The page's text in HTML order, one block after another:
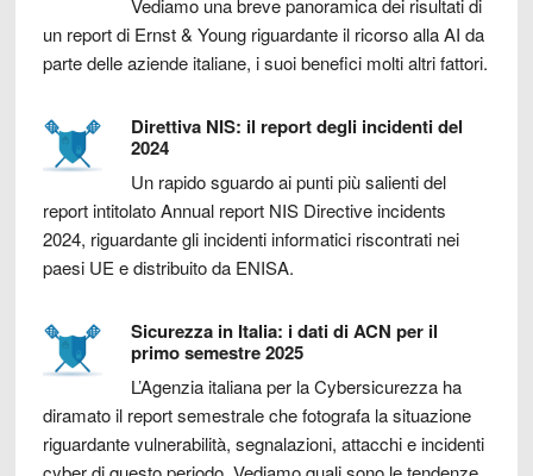
Vediamo una breve panoramica dei risultati di
un report di Ernst & Young riguardante il ricorso alla AI da
parte delle aziende italiane, i suoi benefici molti altri fattori.
Direttiva NIS: il report degli incidenti del
2024
Un rapido sguardo ai punti più salienti del
report intitolato Annual report NIS Directive incidents
2024, riguardante gli incidenti informatici riscontrati nei
paesi UE e distribuito da ENISA.
Sicurezza in Italia: i dati di ACN per il
primo semestre 2025
L’Agenzia italiana per la Cybersicurezza ha
diramato il report semestrale che fotografa la situazione
riguardante vulnerabilità, segnalazioni, attacchi e incidenti